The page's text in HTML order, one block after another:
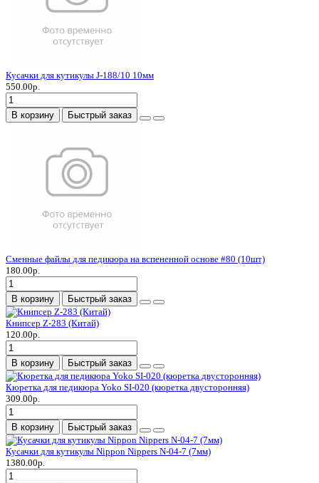
Кусачки для кутикулы J-188/10 10мм
550.00р.
В корзину Быстрый заказ
Сменные файлы для педикюра на вспененной основе #80 (10шт)
180.00р.
В корзину Быстрый заказ
Книпсер Z-283 (Китай)
120.00р.
В корзину Быстрый заказ
Кюретка для педикюра Yoko SI-020 (кюретка двусторонняя)
309.00р.
В корзину Быстрый заказ
Кусачки для кутикулы Nippon Nippers N-04-7 (7мм)
1380.00р.